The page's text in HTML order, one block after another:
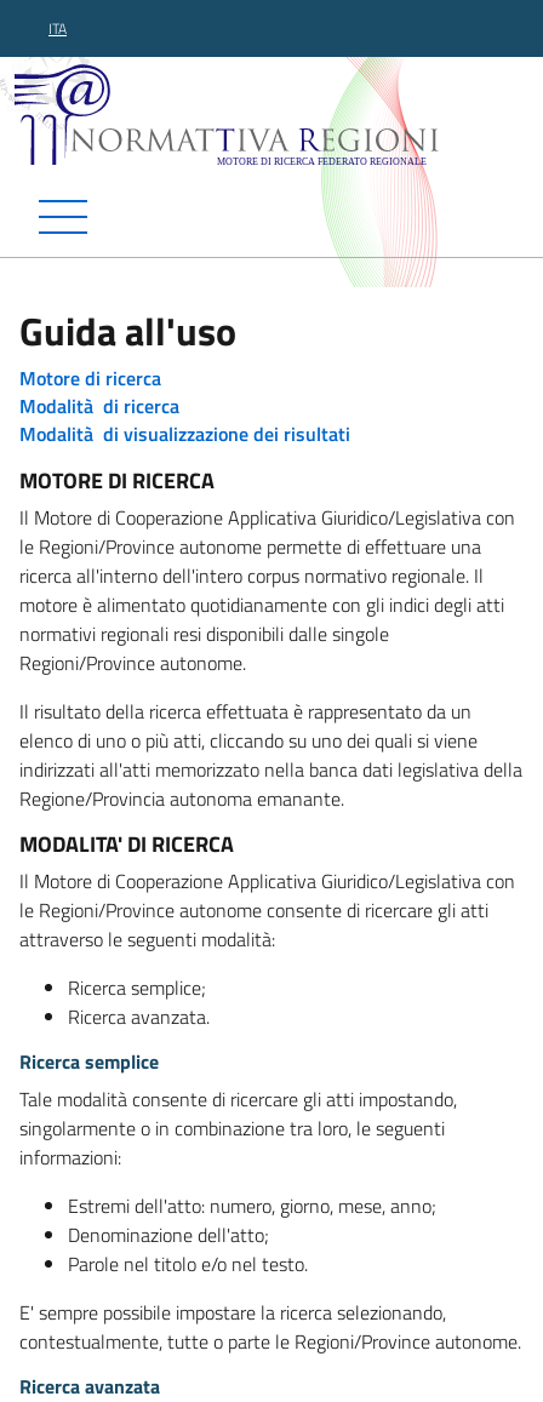
ITA
Normattiva Regioni -
Guida all'uso
Motore di ricerca
Modalità di ricerca
Modalità di visualizzazione dei risultati
MOTORE DI RICERCA
Il Motore di Cooperazione Applicativa Giuridico/Legislativa con
le Regioni/Province autonome permette di effettuare una
ricerca all'interno dell'intero corpus normativo regionale. Il
motore è alimentato quotidianamente con gli indici degli atti
normativi regionali resi disponibili dalle singole
Regioni/Province autonome.
Il risultato della ricerca effettuata è rappresentato da un
elenco di uno o più atti, cliccando su uno dei quali si viene
indirizzati all'atti memorizzato nella banca dati legislativa della
Regione/Provincia autonoma emanante.
MODALITA' DI RICERCA
Il Motore di Cooperazione Applicativa Giuridico/Legislativa con
le Regioni/Province autonome consente di ricercare gli atti
attraverso le seguenti modalità:
Ricerca semplice;
Ricerca avanzata.
Ricerca semplice
Tale modalità consente di ricercare gli atti impostando,
singolarmente o in combinazione tra loro, le seguenti
informazioni:
Estremi dell'atto: numero, giorno, mese, anno;
Denominazione dell'atto;
Parole nel titolo e/o nel testo.
E' sempre possibile impostare la ricerca selezionando,
contestualmente, tutte o parte le Regioni/Province autonome.
Ricerca avanzata